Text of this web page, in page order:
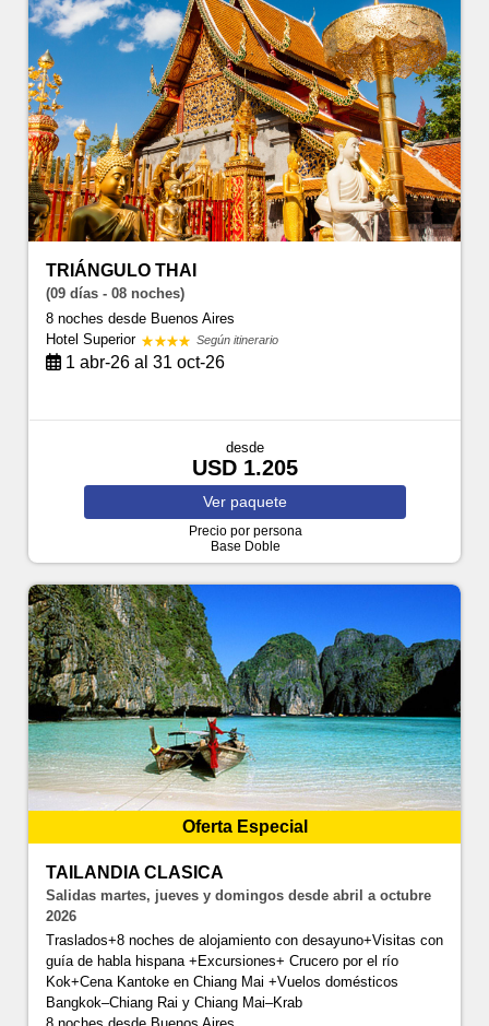
TRIÁNGULO THAI
(09 días - 08 noches)
8 nochesdesde Buenos Aires
Hotel Superior
Según itinerario
1 abr-26 al 31 oct-26
desde
USD 1.205
Ver paquete
Precio por persona
Base Doble
Oferta Especial
TAILANDIA CLASICA
Salidas martes, jueves y domingos desde abril a octubre
2026
Traslados+8 noches de alojamiento con desayuno+Visitas con
guía de habla hispana +Excursiones+ Crucero por el río
Kok+Cena Kantoke en Chiang Mai +Vuelos domésticos
Bangkok–Chiang Rai y Chiang Mai–Krab